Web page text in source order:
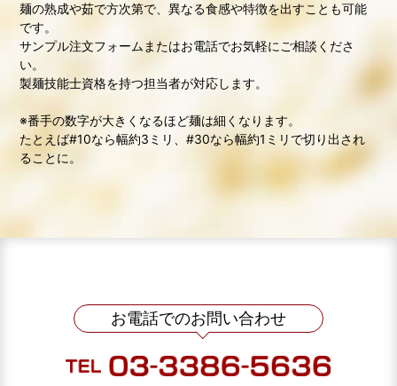
麺の熟成や茹で方次第で、異なる食感や特徴を出すことも可能
です。
サンプル注文フォームまたはお電話でお気軽にご相談くださ
い。
製麺技能士資格を持つ担当者が対応します。
※番手の数字が大きくなるほど麺は細くなります。
たとえば#10なら幅約3ミリ、#30なら幅約1ミリで切り出され
ることに。
お電話でのお問い合わせ